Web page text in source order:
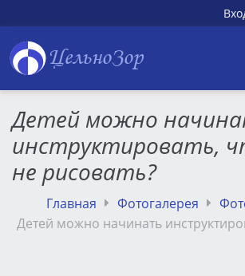
ЦельноЗор
Детей можно
инструктировать,
не рисовать?
Главная Фотогалерея
Детей можно начинать